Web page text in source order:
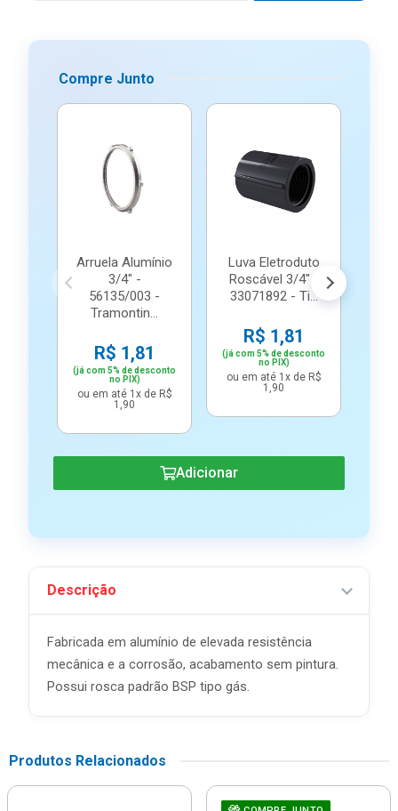
Compre Junto
Arruela Alumínio
3/4" -
56135/003 -
Tramontin...
R$ 1,81
(já com 5% de desconto
no PIX)
ou em até 1x de R$
1,90
Luva Eletroduto
Roscável 3/4" -
33071892 - Ti...
R$ 1,81
(já com 5% de desconto
no PIX)
ou em até 1x de R$
1,90
Adicionar
Descrição
Fabricada em alumínio de elevada resistência
mecânica e a corrosão, acabamento sem pintura.
Possui rosca padrão BSP tipo gás.
Produtos Relacionados